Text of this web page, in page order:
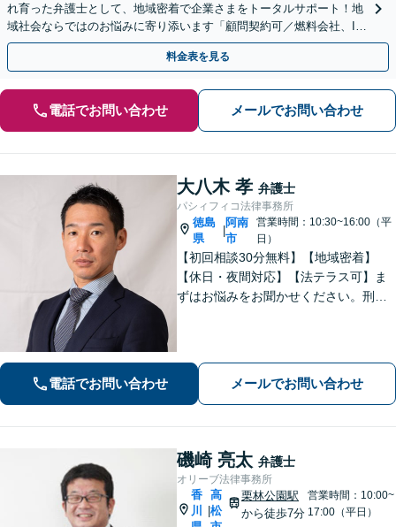
れ育った弁護士として、地域密着で企業さまをトータルサポート！地
域社会ならではのお悩みに寄り添います「顧問契約可／燃料会社、IT
企業、美容業界、病院など」【休日・夜間相談可】
料金表を見る
電話でお問い合わせ メールでお問い合わせ
大八木 孝 弁護士
パシィフィコ法律事務所
徳島
県
|
阿南
市
営業時間：10:30~16:00（平
日）
【初回相談30分無料】【地域密着】
【休日・夜間対応】【法テラス可】ま
ずはお悩みをお聞かせください。刑事
状況から抜け出すお手伝いをします。
電話でお問い合わせ メールでお問い合わせ
磯崎 亮太 弁護士
オリーブ法律事務所
香
川
|
高
松
栗林公園駅
から徒歩7分
営業時間：10:00~
17:00（平日）